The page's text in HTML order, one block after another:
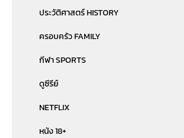
ประวัติศาสตร์ HISTORY
ครอบครัว FAMILY
กีฬา SPORTS
ดูซีรีย์
NETFLIX
หนัง 18+